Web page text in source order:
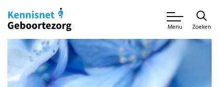
Menu Zoeken